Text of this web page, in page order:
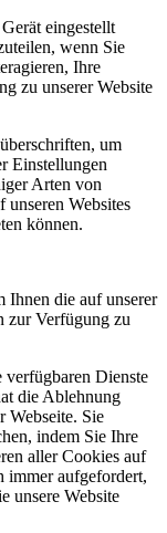
eingestellt
wenn Sie
Ihre
zu unserer Website
um
Einstellungen
Arten von
Websites
können.
Ihnen die auf unserer
zur Verfügung zu
verfügbaren Dienste
die Ablehnung
Webseite. Sie
indem Sie Ihre
aller Cookies auf
immer aufgefordert,
unsere Website